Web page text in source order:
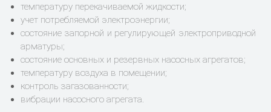
температуру перекачиваемой жидкости;
учет потребляемой электроэнергии;
состояние запорной и регулирующей электроприводной
арматуры;
состояние основных и резервных насосных агрегатов;
температуру воздуха в помещении;
контроль загазованности;
вибрации насосного агрегата.